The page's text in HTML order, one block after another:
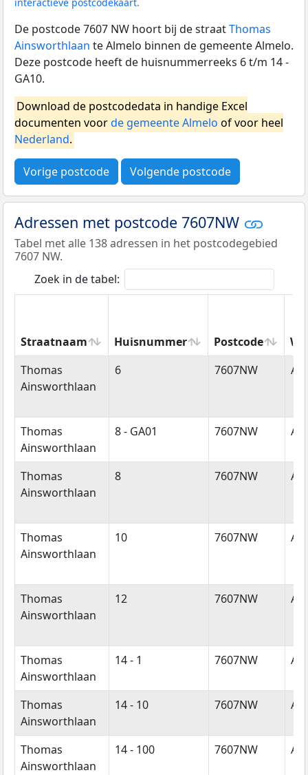
De postcode 7607 NW hoort bij de straatThomas
Ainsworthlaan te Almelo binnen de gemeente Almelo.
Deze postcode heeft de huisnummerreeks 6 t/m 14 -
GA10.
Download de postcodedata in handige Excel
documenten voorde gemeente Almelo of voor heel
Nederland.
Vorige postcode Volgende postcode
Adressen met postcode 7607NW
Tabel met alle 138 adressen in het postcodegebied
7607 NW.
Zoek in de tabel:
Straatnaam Huisnummer Postcode
Straatnaam
Huisnummer Postcode
Thomas
Ainsworthlaan
6 7607NW
Thomas
Ainsworthlaan
8 - GA01 7607NW
Thomas
Ainsworthlaan
8 7607NW
Thomas
Ainsworthlaan
10 7607NW
Thomas
Ainsworthlaan
12 7607NW
Thomas
Ainsworthlaan
14 - 1 7607NW
Thomas
Ainsworthlaan
14 - 10 7607NW
Thomas
Ainsworthlaan
14 - 100 7607NW